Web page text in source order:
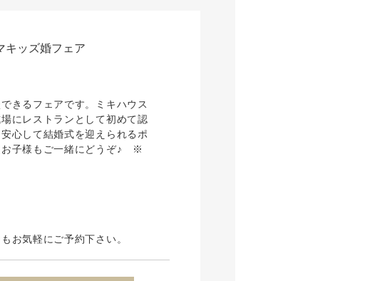
キッズ婚フェア
きるフェアです。ミキハウス
にレストランとして初めて認
心して結婚式を迎えられるポ
お子様もご一緒にどうぞ♪ ※
お気軽にご予約下さい。